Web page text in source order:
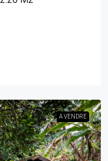
A VENDRE